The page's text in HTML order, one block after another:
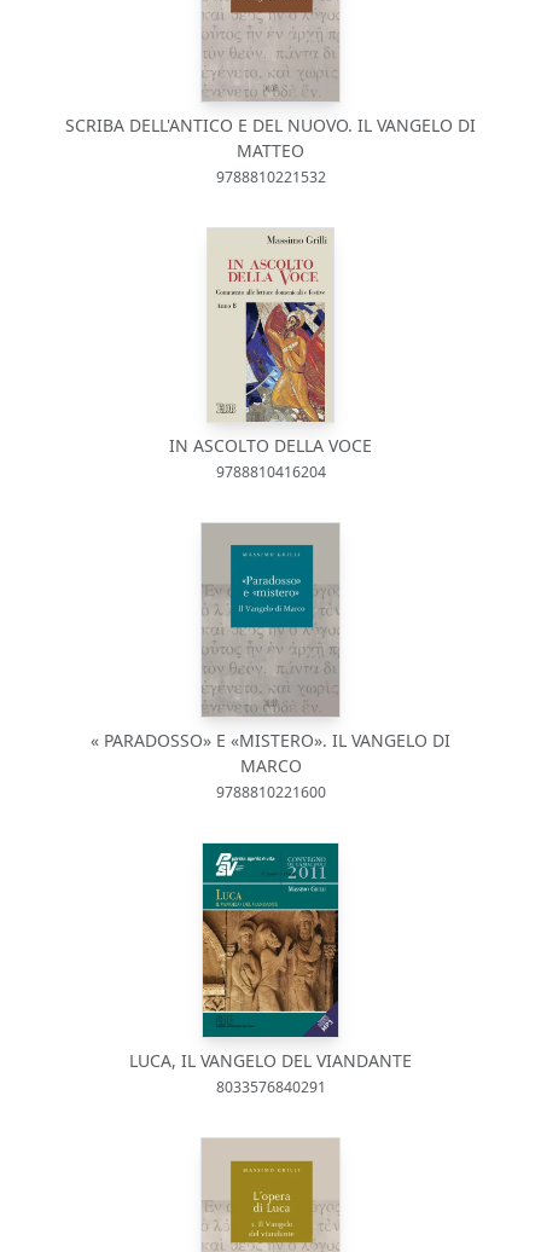
SCRIBA DELL'ANTICO E DEL NUOVO. IL VANGELO DI
MATTEO
9788810221532
IN ASCOLTO DELLA VOCE
9788810416204
« PARADOSSO» E «MISTERO». IL VANGELO DI
MARCO
9788810221600
LUCA, IL VANGELO DEL VIANDANTE
8033576840291